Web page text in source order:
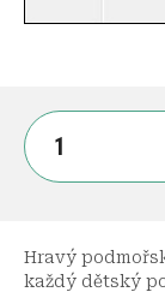
Hravý
každý dětský